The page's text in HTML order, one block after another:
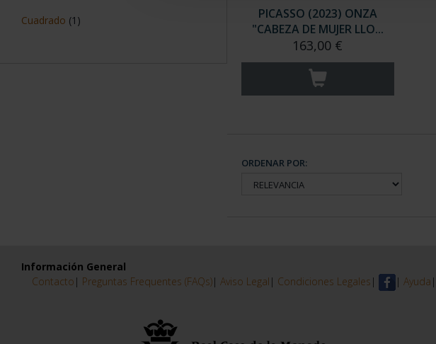
Cuadrado (1)
PICASSO (2023) ONZA
"CABEZA DE MUJER LLO...
163,00 €
ORDENAR POR:
Información General
Contacto | Preguntas Frequentes (FAQs)| Aviso Legal | Condiciones Legales | | Ayuda |